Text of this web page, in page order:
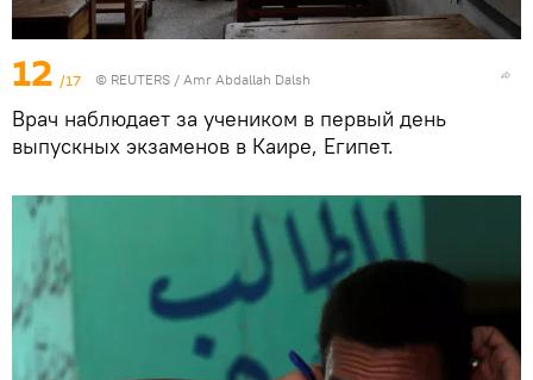
12 /17 © REUTERS / Amr Abdallah Dalsh
Врач наблюдает за учеником в первый день
выпускных экзаменов в Каире, Египет.